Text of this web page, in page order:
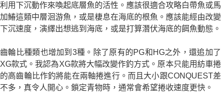
利用下沉動作來喚起底層魚的活性。應該很適合攻略白帶魚或馬
加鰆這類中層洄游魚，或是棲息在海底的根魚。應該能經由改變
下沉速度，演繹出想逃到海底，或是打算潛伏海底的餌魚動態。
齒輪比種類也增加到3種。除了原有的PG和HG之外，還追加了
XG款式。我認為XG款將大幅改變作釣方式。原本只能用紡車捲
的高齒輪比作釣將能在兩軸捲進行。而且大小跟CONQUEST差
不多，真令人開心。鎖定青物時，通常會希望捲收速度更快。